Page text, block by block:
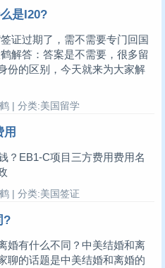
是I20?
证过期了，需不需要专门回国
解答：答案是不需要，很多留
份的区别，今天就来为大家解
| 分类:美国留学
用
？EB1-C项目三方费用费用名
| 分类:美国签证
?
婚有什么不同？中美结婚和离
聊的话题是中美结婚和离婚的